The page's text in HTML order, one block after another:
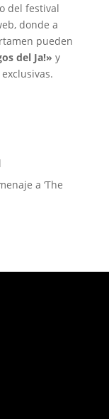
del festival
donde a
pueden
del Ja!» y
a ‘The